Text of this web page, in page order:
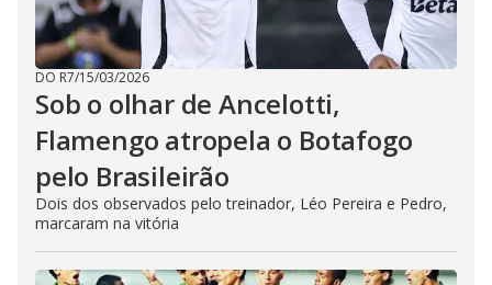
DO R7/15/03/2026
Sob o olhar de Ancelotti,
Flamengo atropela o Botafogo
pelo Brasileirão
Dois dos observados pelo treinador, Léo Pereira e Pedro,
marcaram na vitória